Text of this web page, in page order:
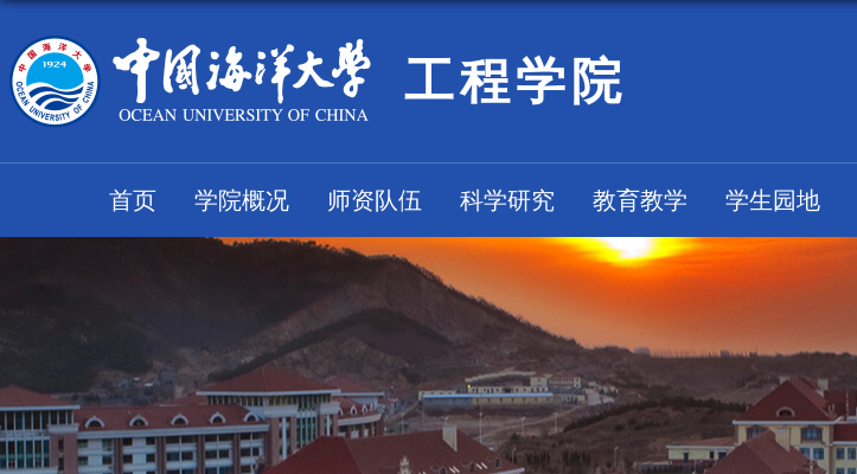
工程学院
首页 学院概况 师资队伍 科学研究 教育教学 学生园地